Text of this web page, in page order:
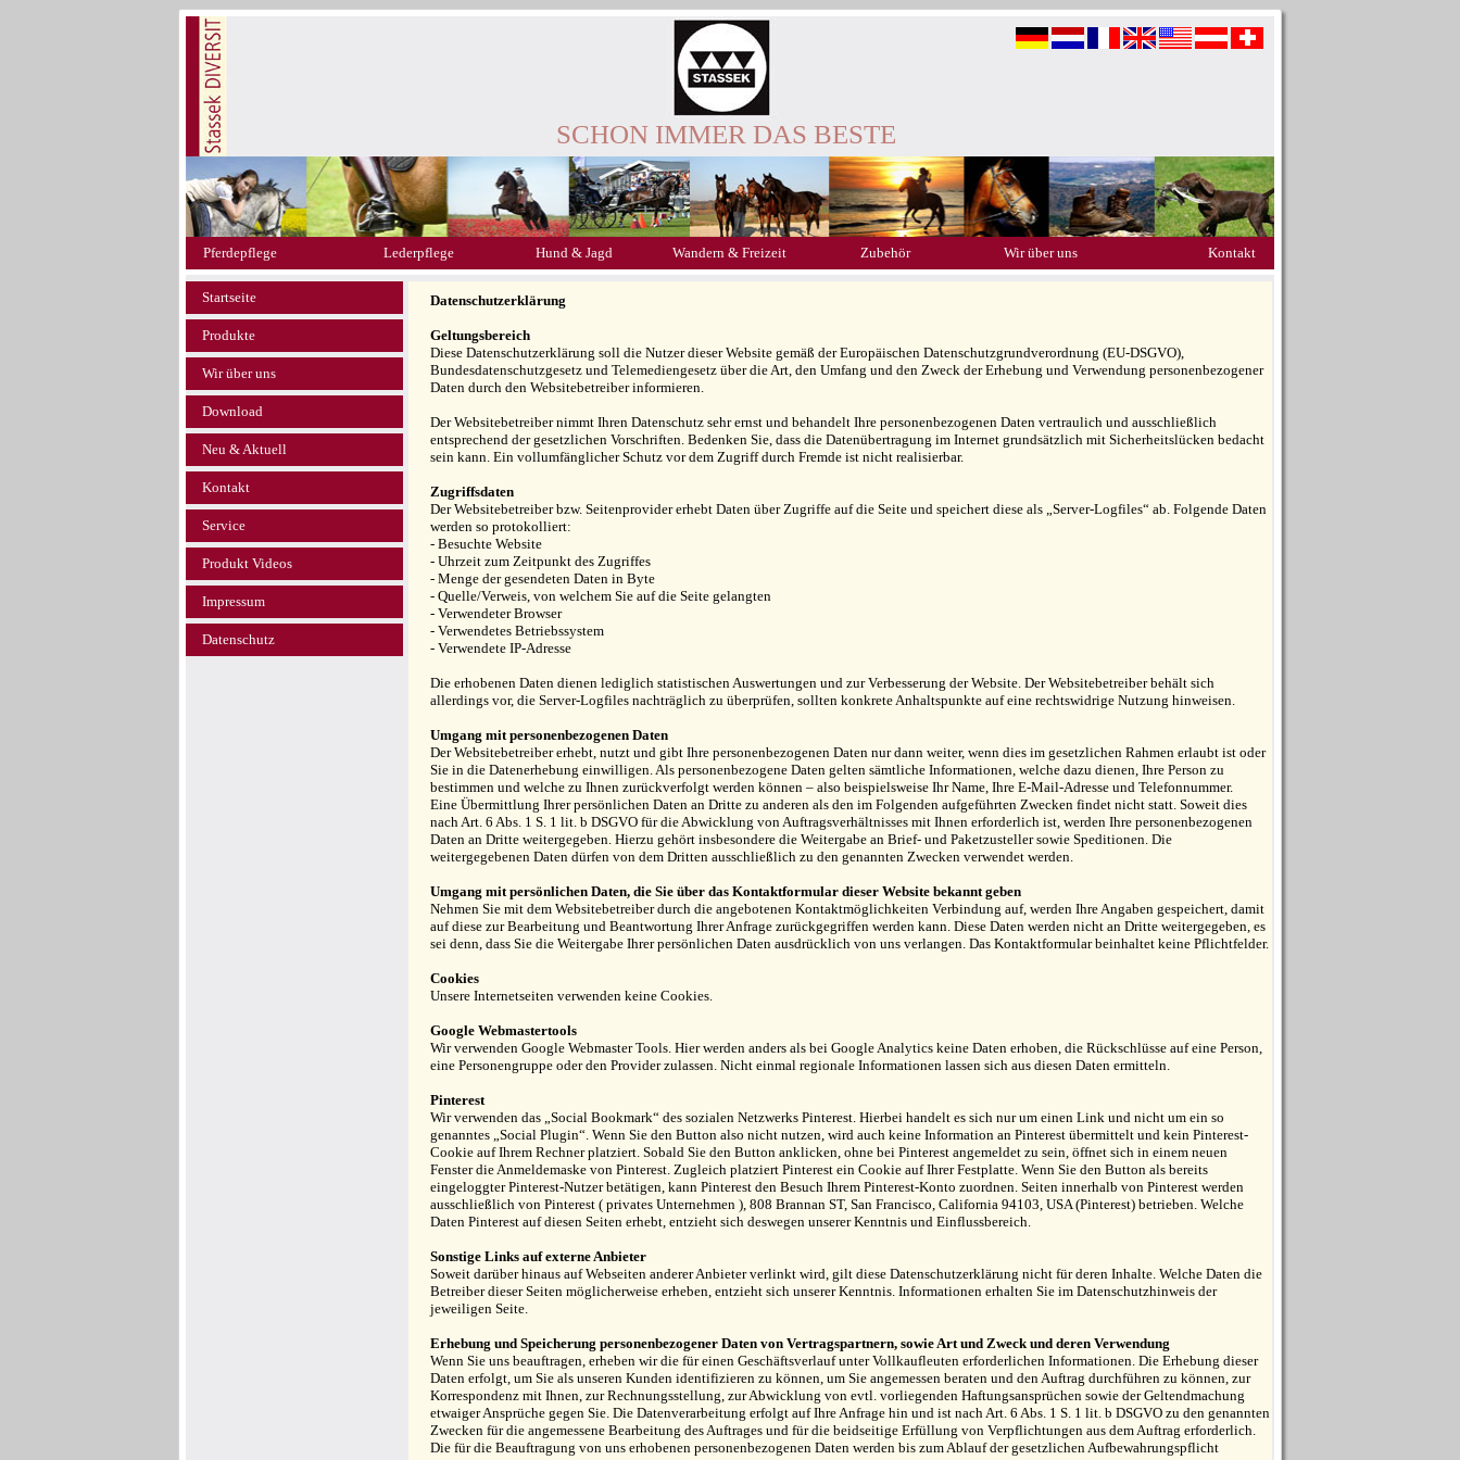
SCHON IMMER DAS BESTE
Pferdepflege Lederpflege Hund & Jagd Wandern & Freizeit Zubehör Wir über uns Kontakt
Startseite
Produkte
Wir über uns
Download
Neu & Aktuell
Kontakt
Service
Produkt Videos
Impressum
Datenschutz
Datenschutzerklärung
Geltungsbereich
Diese Datenschutzerklärung soll die Nutzer dieser Website gemäß der Europäischen Datenschutzgrundverordnung (EU-DSGVO),
Bundesdatenschutzgesetz und Telemediengesetz über die Art, den Umfang und den Zweck der Erhebung und Verwendung personenbezogener
Daten durch den Websitebetreiber informieren.
Der Websitebetreiber nimmt Ihren Datenschutz sehr ernst und behandelt Ihre personenbezogenen Daten vertraulich und ausschließlich
entsprechend der gesetzlichen Vorschriften. Bedenken Sie, dass die Datenübertragung im Internet grundsätzlich mit Sicherheitslücken bedacht
sein kann. Ein vollumfänglicher Schutz vor dem Zugriff durch Fremde ist nicht realisierbar.
Zugriffsdaten
Der Websitebetreiber bzw. Seitenprovider erhebt Daten über Zugriffe auf die Seite und speichert diese als „Server-Logfiles“ ab. Folgende Daten
werden so protokolliert:
- Besuchte Website
- Uhrzeit zum Zeitpunkt des Zugriffes
- Menge der gesendeten Daten in Byte
- Quelle/Verweis, von welchem Sie auf die Seite gelangten
- Verwendeter Browser
- Verwendetes Betriebssystem
- Verwendete IP-Adresse
Die erhobenen Daten dienen lediglich statistischen Auswertungen und zur Verbesserung der Website. Der Websitebetreiber behält sich
allerdings vor, die Server-Logfiles nachträglich zu überprüfen, sollten konkrete Anhaltspunkte auf eine rechtswidrige Nutzung hinweisen.
Umgang mit personenbezogenen Daten
Der Websitebetreiber erhebt, nutzt und gibt Ihre personenbezogenen Daten nur dann weiter, wenn dies im gesetzlichen Rahmen erlaubt ist oder
Sie in die Datenerhebung einwilligen. Als personenbezogene Daten gelten sämtliche Informationen, welche dazu dienen, Ihre Person zu
bestimmen und welche zu Ihnen zurückverfolgt werden können – also beispielsweise Ihr Name, Ihre E-Mail-Adresse und Telefonnummer.
Eine Übermittlung Ihrer persönlichen Daten an Dritte zu anderen als den im Folgenden aufgeführten Zwecken findet nicht statt. Soweit dies
nach Art. 6 Abs. 1 S. 1 lit. b DSGVO für die Abwicklung von Auftragsverhältnisses mit Ihnen erforderlich ist, werden Ihre personenbezogenen
Daten an Dritte weitergegeben. Hierzu gehört insbesondere die Weitergabe an Brief- und Paketzusteller sowie Speditionen. Die
weitergegebenen Daten dürfen von dem Dritten ausschließlich zu den genannten Zwecken verwendet werden.
Umgang mit persönlichen Daten, die Sie über das Kontaktformular dieser Website bekannt geben
Nehmen Sie mit dem Websitebetreiber durch die angebotenen Kontaktmöglichkeiten Verbindung auf, werden Ihre Angaben gespeichert, damit
auf diese zur Bearbeitung und Beantwortung Ihrer Anfrage zurückgegriffen werden kann. Diese Daten werden nicht an Dritte weitergegeben, es
sei denn, dass Sie die Weitergabe Ihrer persönlichen Daten ausdrücklich von uns verlangen. Das Kontaktformular beinhaltet keine Pflichtfelder.
Cookies
Unsere Internetseiten verwenden keine Cookies.
Google Webmastertools
Wir verwenden Google Webmaster Tools. Hier werden anders als bei Google Analytics keine Daten erhoben, die Rückschlüsse auf eine Person,
eine Personengruppe oder den Provider zulassen. Nicht einmal regionale Informationen lassen sich aus diesen Daten ermitteln.
Pinterest
Wir verwenden das „Social Bookmark“ des sozialen Netzwerks Pinterest. Hierbei handelt es sich nur um einen Link und nicht um ein so
genanntes „Social Plugin“. Wenn Sie den Button also nicht nutzen, wird auch keine Information an Pinterest übermittelt und kein Pinterest-
Cookie auf Ihrem Rechner platziert. Sobald Sie den Button anklicken, ohne bei Pinterest angemeldet zu sein, öffnet sich in einem neuen
Fenster die Anmelde­maske von Pinterest. Zugleich platziert Pinterest ein Cookie auf Ihrer Festplatte. Wenn Sie den Button als bereits
eingeloggter Pinterest-Nutzer betätigen, kann Pinterest den Besuch Ihrem Pinterest-Konto zuordnen. Seiten innerhalb von Pinterest werden
ausschließlich von Pinterest ( privates Unternehmen ), 808 Brannan ST, San Francisco, California 94103, USA (Pinterest) betrieben. Welche
Daten Pinterest auf diesen Seiten erhebt, entzieht sich deswegen unserer Kenntnis und Einfluss­bereich.
Sonstige Links auf externe Anbieter
Soweit darüber hinaus auf Web­seiten anderer Anbieter verlinkt wird, gilt diese Daten­schutz­erklärung nicht für deren Inhalte. Welche Daten die
Betreiber dieser Seiten möglicherweise erheben, entzieht sich unserer Kenntnis. Informationen erhalten Sie im Daten­schutz­hinweis der
jeweiligen Seite.
Erhebung und Speicherung personenbezogener Daten von Vertragspartnern, sowie Art und Zweck und deren Verwendung
Wenn Sie uns beauftragen, erheben wir die für einen Geschäftsverlauf unter Vollkaufleuten erforderlichen Informationen. Die Erhebung dieser
Daten erfolgt, um Sie als unseren Kunden identifizieren zu können, um Sie angemessen beraten und den Auftrag durchführen zu können, zur
Korrespondenz mit Ihnen, zur Rechnungsstellung, zur Abwicklung von evtl. vorliegenden Haftungsansprüchen sowie der Geltendmachung
etwaiger Ansprüche gegen Sie. Die Datenverarbeitung erfolgt auf Ihre Anfrage hin und ist nach Art. 6 Abs. 1 S. 1 lit. b DSGVO zu den genannten
Zwecken für die angemessene Bearbeitung des Auftrages und für die beidseitige Erfüllung von Verpflichtungen aus dem Auftrag erforderlich.
Die für die Beauftragung von uns erhobenen personenbezogenen Daten werden bis zum Ablauf der gesetzlichen Aufbewahrungspflicht